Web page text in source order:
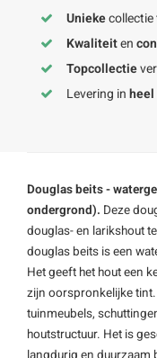
Unieke
Kwaliteiten
Topcollectie
Levering in
Douglas beits -
ondergrond). Deze
douglas- en larikshout
douglas beits is een
Het geeft het hout een
zijn oorspronkelijke
tuinmeubels,
houtstructuur. Het is